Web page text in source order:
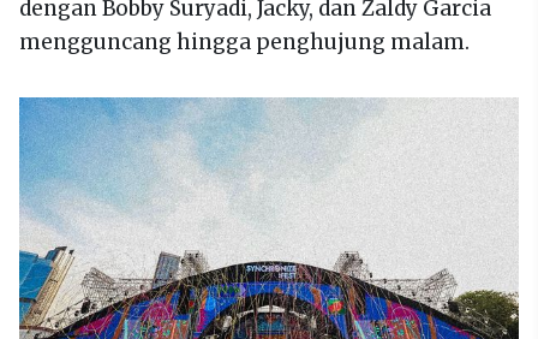
dengan Bobby Suryadi, Jacky, dan Zaldy Garcia
mengguncang hingga penghujung malam.